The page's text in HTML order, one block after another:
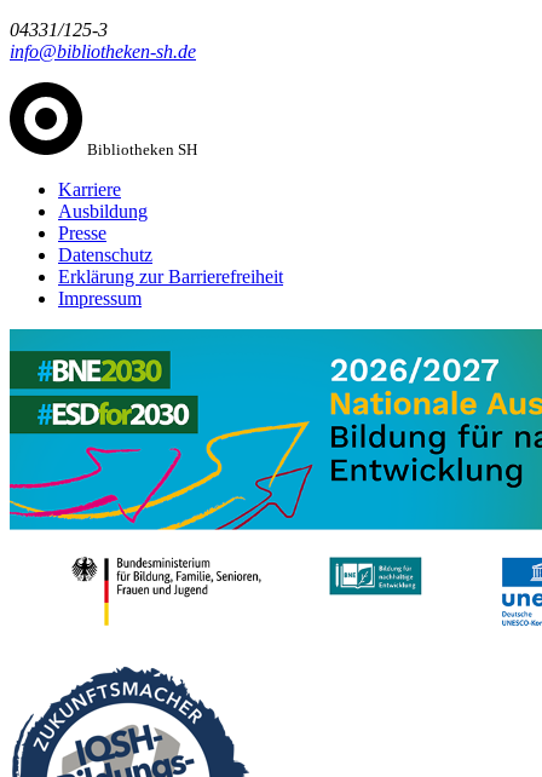
04331/125-3
info@bibliotheken-sh.de
Bibliotheken SH
Karriere
Ausbildung
Presse
Datenschutz
Erklärung zur Barrierefreiheit
Impressum